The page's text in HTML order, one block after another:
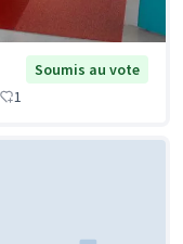
Soumis au vote
1